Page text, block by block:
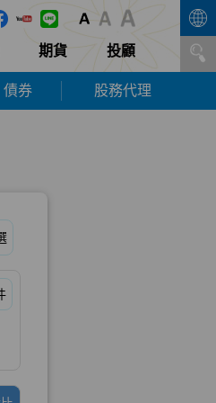
期貨 投顧
債券 股務代理